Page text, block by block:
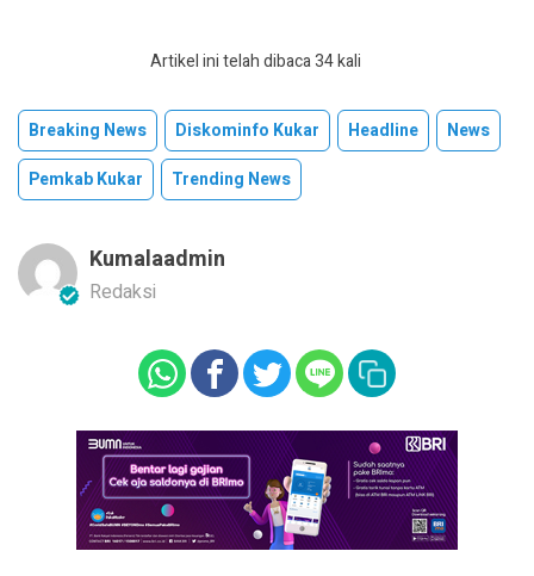
Artikel ini telah dibaca 34 kali
Breaking News Diskominfo Kukar Headline
News
Pemkab Kukar
Trending News
Kumalaadmin
Redaksi